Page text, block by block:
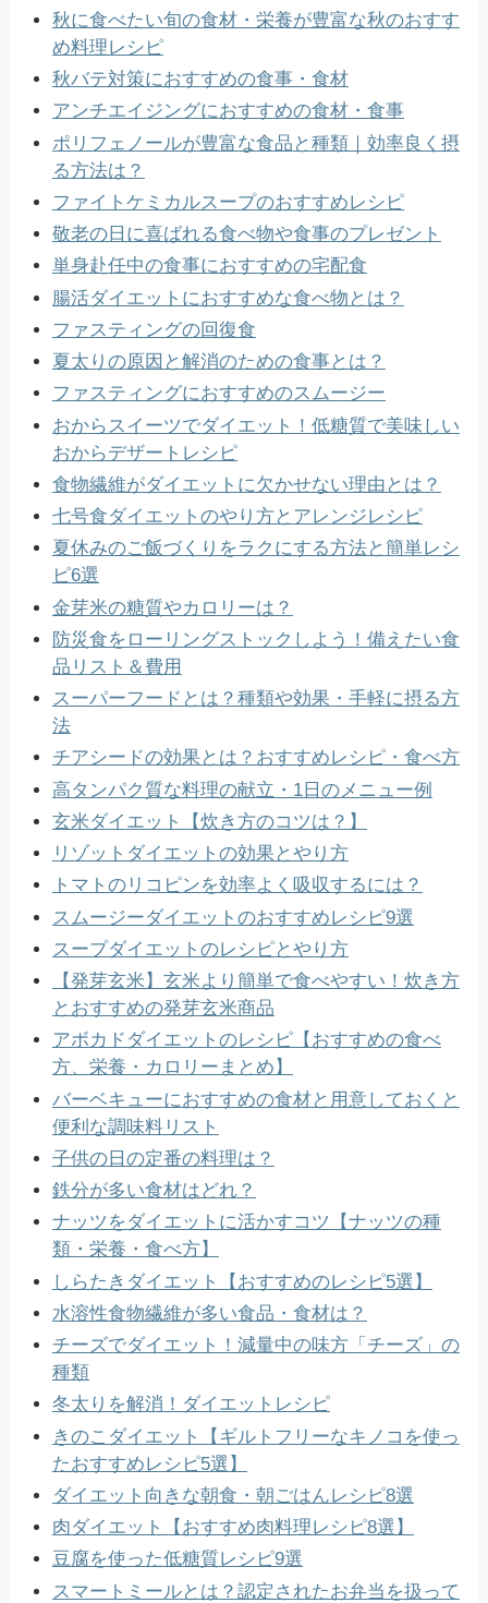
秋に食べたい旬の食材・栄養が豊富な秋のおすす
め料理レシピ
秋バテ対策におすすめの食事・食材
アンチエイジングにおすすめの食材・食事
ポリフェノールが豊富な食品と種類｜効率良く摂
る方法は？
ファイトケミカルスープのおすすめレシピ
敬老の日に喜ばれる食べ物や食事のプレゼント
単身赴任中の食事におすすめの宅配食
腸活ダイエットにおすすめな食べ物とは？
ファスティングの回復食
夏太りの原因と解消のための食事とは？
ファスティングにおすすめのスムージー
おからスイーツでダイエット！低糖質で美味しい
おからデザートレシピ
食物繊維がダイエットに欠かせない理由とは？
七号食ダイエットのやり方とアレンジレシピ
夏休みのご飯づくりをラクにする方法と簡単レシ
ピ6選
金芽米の糖質やカロリーは？
防災食をローリングストックしよう！備えたい食
品リスト＆費用
スーパーフードとは？種類や効果・手軽に摂る方
法
チアシードの効果とは？おすすめレシピ・食べ方
高タンパク質な料理の献立・1日のメニュー例
玄米ダイエット【炊き方のコツは？】
リゾットダイエットの効果とやり方
トマトのリコピンを効率よく吸収するには？
スムージーダイエットのおすすめレシピ9選
スープダイエットのレシピとやり方
【発芽玄米】玄米より簡単で食べやすい！炊き方
とおすすめの発芽玄米商品
アボカドダイエットのレシピ【おすすめの食べ
方、栄養・カロリーまとめ】
バーベキューにおすすめの食材と用意しておくと
便利な調味料リスト
子供の日の定番の料理は？
鉄分が多い食材はどれ？
ナッツをダイエットに活かすコツ【ナッツの種
類・栄養・食べ方】
しらたきダイエット【おすすめのレシピ5選】
水溶性食物繊維が多い食品・食材は？
チーズでダイエット！減量中の味方「チーズ」の
種類
冬太りを解消！ダイエットレシピ
きのこダイエット【ギルトフリーなキノコを使っ
たおすすめレシピ5選】
ダイエット向きな朝食・朝ごはんレシピ8選
肉ダイエット【おすすめ肉料理レシピ8選】
豆腐を使った低糖質レシピ9選
スマートミールとは？認定されたお弁当を扱って